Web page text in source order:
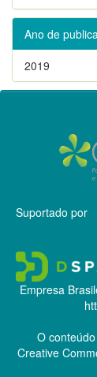
Ano de
2019
Suportado por
Empresa
O
Creative